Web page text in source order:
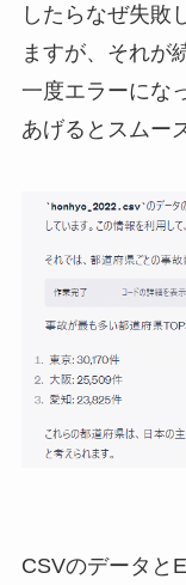
したらなぜ失敗
ますが、それが
一度エラーにな
あげるとスムー
CSVのデータと